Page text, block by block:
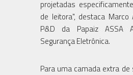
projetadas
de leitora", destaca Marco
P&D da Papaiz ASSA
Segurança Eletrônica.
Para uma camada extra de